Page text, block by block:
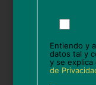
favor,
este
campo
vacío.
Entiendo y
datos tal y
y se explica
de